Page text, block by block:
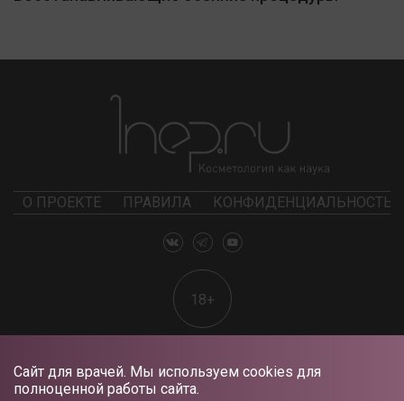
Сайт для врачей. Мы используем cookies для
полноценной работы сайта.
О ПРОЕКТЕ ПРАВИЛА КОНФИДЕНЦИАЛЬНОСТЬ
18+